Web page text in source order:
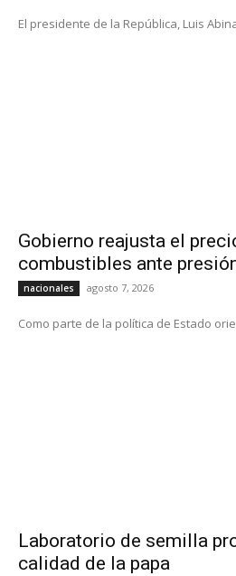
El presidente de la República, Luis
Gobierno reajusta el
combustibles ante
nacionales agosto 7, 2026
Como parte de la política de Estado
Laboratorio de semilla
calidad de la papa